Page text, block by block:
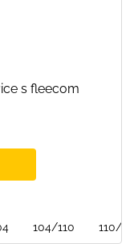
s fleecom
104/110 110/116